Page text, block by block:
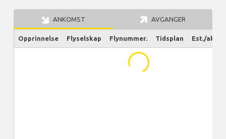
ANKOMST AVGANGER
Opprinnelse Flyselskap Flynummer. Tidsplan Est./
...